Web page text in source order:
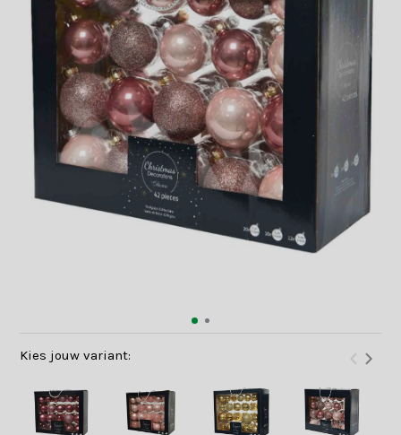
Kies jouw variant: